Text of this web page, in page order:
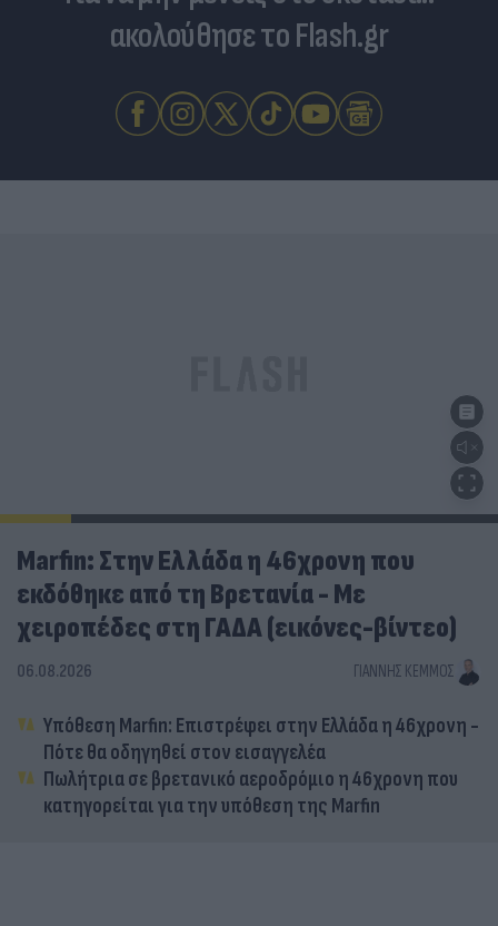
ακολούθησε το Flash.gr
Marfin: Στην Ελλάδα η 46χρονη που
εκδόθηκε από τη Βρετανία - Με
χειροπέδες στη ΓΑΔΑ (εικόνες-βίντεο)
06.08.2026 ΓΙΆΝΝΗΣ ΚΈΜΜΟΣ
Υπόθεση Marfin: Επιστρέφει στην Ελλάδα η 46χρονη -
Πότε θα οδηγηθεί στον εισαγγελέα
Πωλήτρια σε βρετανικό αεροδρόμιο η 46χρονη που
κατηγορείται για την υπόθεση της Marfin